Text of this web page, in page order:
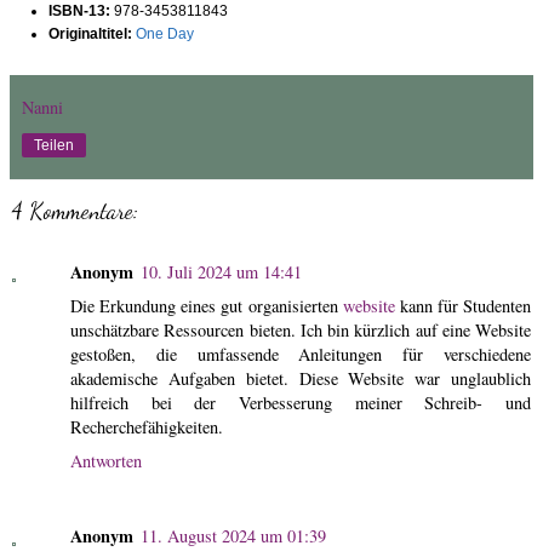
ISBN-13: 978-3453811843
Originaltitel: One Day
Nanni
Teilen
4 Kommentare:
Anonym 10. Juli 2024 um 14:41
Die Erkundung eines gut organisierten website kann für Studenten
unschätzbare Ressourcen bieten. Ich bin kürzlich auf eine Website
gestoßen, die umfassende Anleitungen für verschiedene
akademische Aufgaben bietet. Diese Website war unglaublich
hilfreich bei der Verbesserung meiner Schreib- und
Recherchefähigkeiten.
Antworten
Anonym 11. August 2024 um 01:39